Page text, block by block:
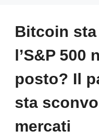
Bitcoin
l’S&P 500
posto? Il
sta
mercati